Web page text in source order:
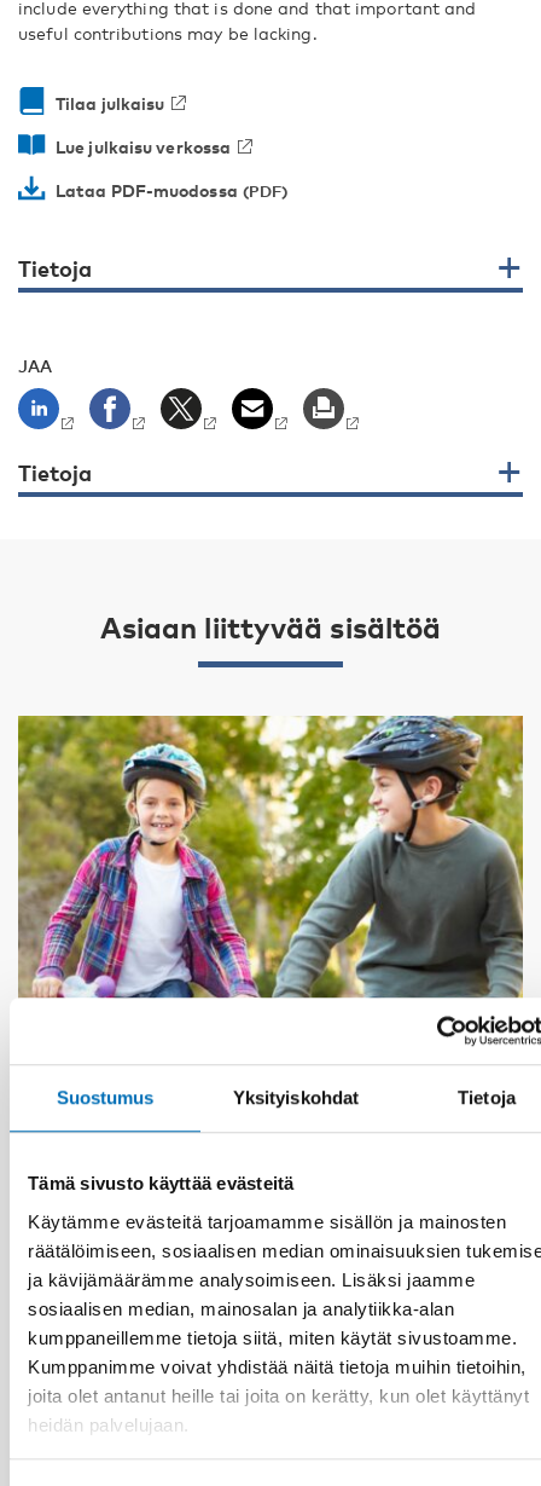
Suostumus Yksityiskohdat Tietoja
Tämä sivusto käyttää evästeitä
Käytämme evästeitä tarjoamamme sisällön ja mainosten
räätälöimiseen, sosiaalisen median ominaisuuksien
ja kävijämäärämme analysoimiseen. Lisäksi jaamme
sosiaalisen median, mainosalan ja analytiikka-alan
kumppaneillemme tietoja siitä, miten käytät sivustoamme.
Kumppanimme voivat yhdistää näitä tietoja muihin tietoihin,
joita olet antanut heille tai joita on kerätty, kun olet käyttänyt
heidän palvelujaan.
include everything that is done and that important and
useful contributions may be lacking.
Tilaa julkaisu
Lue julkaisu verkossa
Lataa PDF-muodossa
Tietoja
JAA
Tietoja
Asiaan liittyvää sisältöä
Nordic project on health economics – how can
we calculate the cost of public health?